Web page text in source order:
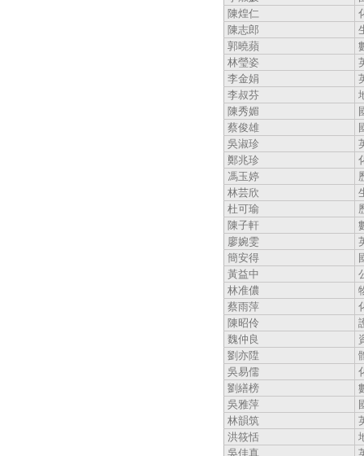
陳煌仁
陳志郎
郭曉蘋
林瑩姿
李金娟
李叔芬
陳秀媚
蔡俊雄
吳淑珍
鄭兆珍
馮玉婷
林芸欣
杜可瑜
陳子軒
廖婉雯
簡安得
黃益中
林准儂
蔡雨萍
陳昭伶
魏仲良
劉亦陞
吳易儒
劉繕榜
吳雅萍
林韻筑
洪筱恬
吳佳真